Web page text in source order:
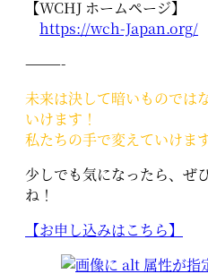
【WCHJ ホームページ】
https://wch-Japan.org/
———-
未来は決して暗いものでは
いけます！
私たちの手で変えていけます
少しでも気になったら、ぜ
ね！
【お申し込みはこちら】